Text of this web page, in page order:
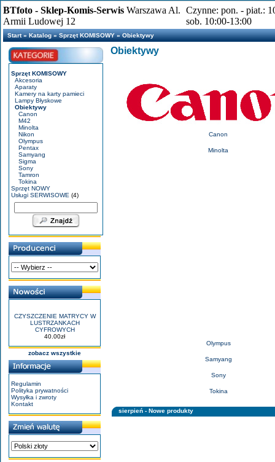
BTfoto - Sklep-Komis-Serwis Warszawa Al.
Armii Ludowej 12
Czynne: pon. - piat.:
sob. 10:00-13:00
Start»Katalog»Sprzęt KOMISOWY»Obiektywy
Sprzęt KOMISOWY
Akcesoria
Aparaty
Kamery na karty pamieci
Lampy Błyskowe
Obiektywy
Canon
M42
Minolta
Nikon
Olympus
Pentax
Samyang
Sigma
Sony
Tamron
Tokina
Sprzęt NOWY
Usługi SERWISOWE (4)
CZYSZCZENIE MATRYCY W
LUSTRZANKACH
CYFROWYCH
40.00zł
zobacz wszystkie
Regulamin
Polityka prywatności
Wysyłka i zwroty
Kontakt
Obiektywy
Canon
Minolta
Olympus
Samyang
Sony
Tokina
sierpień - Nowe produkty